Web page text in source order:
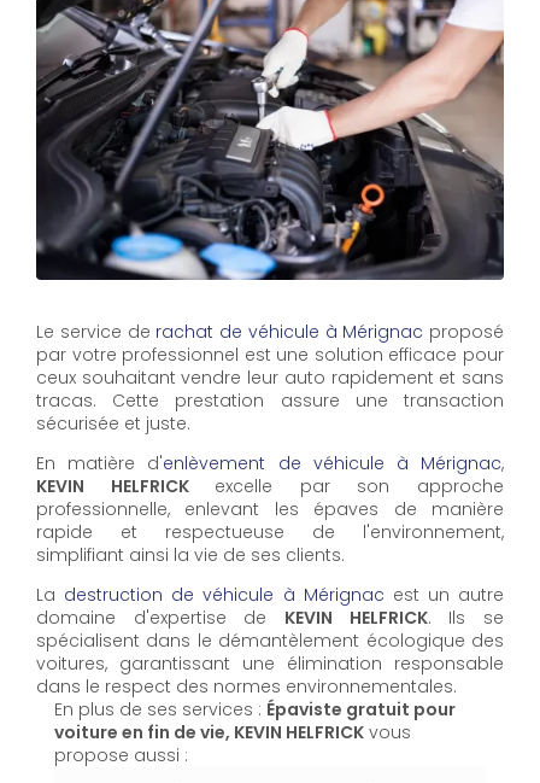
Le service de rachat de véhicule à Mérignac proposé
par votre professionnel est une solution efficace pour
ceux souhaitant vendre leur auto rapidement et sans
tracas. Cette prestation assure une transaction
sécurisée et juste.
En matière d'enlèvement de véhicule à Mérignac,
KEVIN HELFRICK excelle par son approche
professionnelle, enlevant les épaves de manière
rapide et respectueuse de l'environnement,
simplifiant ainsi la vie de ses clients.
La destruction de véhicule à Mérignac est un autre
domaine d'expertise de KEVIN HELFRICK. Ils se
spécialisent dans le démantèlement écologique des
voitures, garantissant une élimination responsable
dans le respect des normes environnementales.
En plus de ses services : Épaviste gratuit pour
voiture en fin de vie, KEVIN HELFRICK vous
propose aussi :